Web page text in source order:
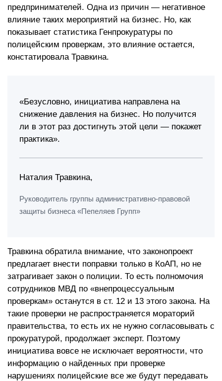
предпринимателей. Одна из причин — негативное
влияние таких мероприятий на бизнес. Но, как
показывает статистика Генпрокуратуры по
полицейским проверкам, это влияние остается,
констатировала Травкина.
«Безусловно, инициатива направлена на
снижение давления на бизнес. Но получится
ли в этот раз достигнуть этой цели — покажет
практика».
Наталия Травкина,
Руководитель группы административно-правовой
защиты бизнеса «Пепеляев Групп»
Травкина обратила внимание, что законопроект
предлагает внести поправки только в КоАП, но не
затрагивает закон о полиции. То есть полномочия
сотрудников МВД по «внепроцессуальным
проверкам» останутся в ст. 12 и 13 этого закона. На
такие проверки не распространяется мораторий
правительства, то есть их не нужно согласовывать с
прокуратурой, продолжает эксперт. Поэтому
инициатива вовсе не исключает вероятности, что
информацию о найденных при проверке
нарушениях полицейские все же будут передавать